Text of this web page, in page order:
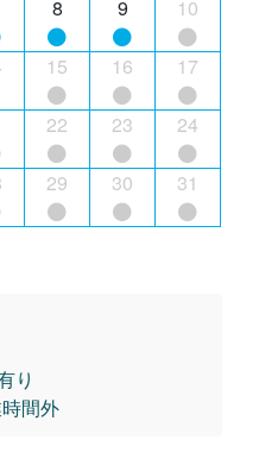
8 9 10
15 16 17
22 23 24
29 30 31
り
間外